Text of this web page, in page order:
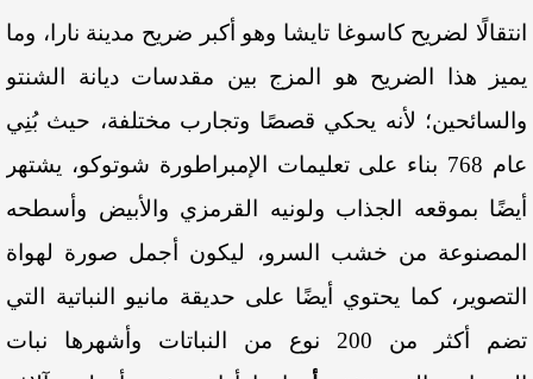
انتقالًا لضريح كاسوغا تايشا وهو أكبر ضريح مدينة نارا، وما
يميز
هذا الضريح هو المزج بين مقدسات ديانة
الشنتو
والسائحين؛ لأنه يحكي قصصًا وتجارب مختلفة، حيث بُنِي
عام
بناء على تعليمات الإمبراطورة شوتوكو، يشتهر
أيضًا بموقعه الجذاب ولونيه القرمزي والأبيض وأسطحه
المصنوعة من خشب السرو، ليكون أجمل صورة لهواة
التصوير ، كما يحتوي أيضًا على حديقة مانيو النباتية
التي
تضم
أكثر من نوع من النباتات وأشهرها نبات